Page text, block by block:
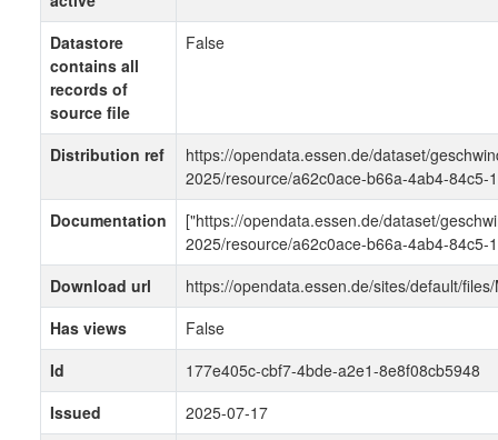
Datastore
contains all
records of
source file
False
Distribution ref
https://opendata.essen.de/dataset/
2025/resource/a62c0ace-b66a-4ab4-84c5-
Documentation
["https://opendata.essen.de/dataset/
2025/resource/a62c0ace-b66a-4ab4-84c5-
Download url
https://opendata.essen.de/sites/default/
Has views
False
Id
177e405c-cbf7-4bde-a2e1-8e8f08cb5948
Issued
2025-07-17